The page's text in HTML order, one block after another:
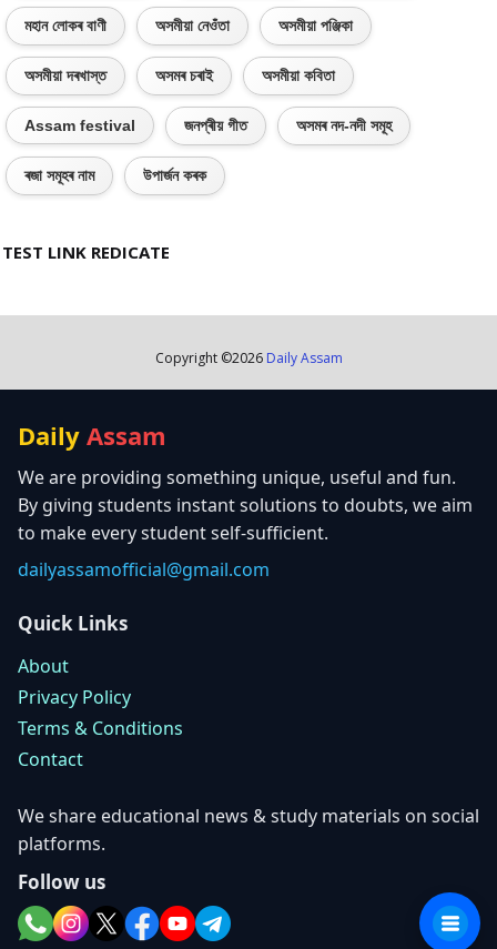
মহান লোকৰ বাণী অসমীয়া নেওঁতা অসমীয়া পঞ্জিকা
অসমীয়া দৰখাস্ত অসমৰ চৰাই অসমীয়া কবিতা
Assam festival জনপ্ৰীয় গীত অসমৰ নদ-নদী সমূহ
ৰজা সমূহৰ নাম উপাৰ্জন কৰক
TEST LINK REDICATE
Copyright ©2026 Daily Assam
Daily Assam
We are providing something unique, useful and fun.
By giving students instant solutions to doubts, we aim
to make every student self-sufficient.
dailyassamofficial@gmail.com
Quick Links
About
Privacy Policy
Terms & Conditions
Contact
We share educational news & study materials on social
platforms.
Follow us